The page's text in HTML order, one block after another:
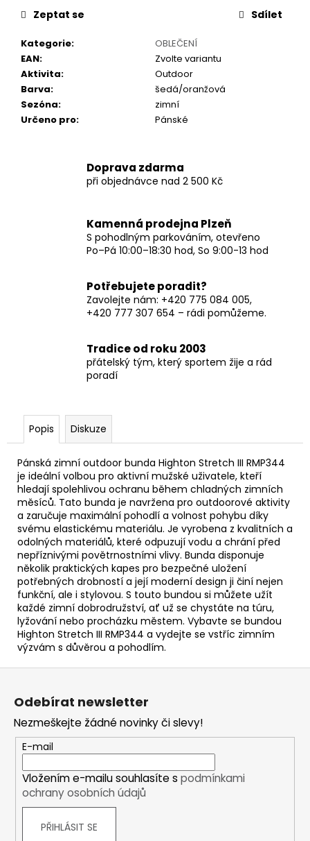
Kategorie:
OBLEČENÍ
EAN:
Zvolte variantu
Aktivita:
Outdoor
Barva:
šedá/oranžová
Sezóna:
zimní
Určeno pro: Pánské
Zeptat se Sdílet
Doprava zdarma
při objednávce nad 2 500 Kč
Kamenná prodejna Plzeň
S pohodlným parkováním, otevřeno
Po–Pá 10:00–18:30 hod, So 9:00-13 hod
Potřebujete poradit?
Zavolejte nám: +420 775 084 005,
+420 777 307 654 – rádi pomůžeme.
Tradice od roku 2003
přátelský tým, který sportem žije a rád
poradí
Popis Diskuze
Pánská zimní outdoor bunda Highton Stretch III RMP344
je ideální volbou pro aktivní mužské uživatele, kteří
hledají spolehlivou ochranu během chladných zimních
měsíců. Tato bunda je navržena pro outdoorové aktivity
a zaručuje maximální pohodlí a volnost pohybu díky
svému elastickému materiálu. Je vyrobena z kvalitních a
odolných materiálů, které odpuzují vodu a chrání před
nepříznivými povětrnostními vlivy. Bunda disponuje
několik praktických kapes pro bezpečné uložení
potřebných drobností a její moderní design ji činí nejen
funkční, ale i stylovou. S touto bundou si můžete užít
každé zimní dobrodružství, ať už se chystáte na túru,
lyžování nebo procházku městem. Vybavte se bundou
Highton Stretch III RMP344 a vydejte se vstříc zimním
výzvám s důvěrou a pohodlím.
Z
Odebírat newsletter
Nezmeškejte žádné novinky či slevy!
E-mail
Vložením e-mailu souhlasíte s podmínkami
ochrany osobních údajů
PŘIHLÁSIT SE